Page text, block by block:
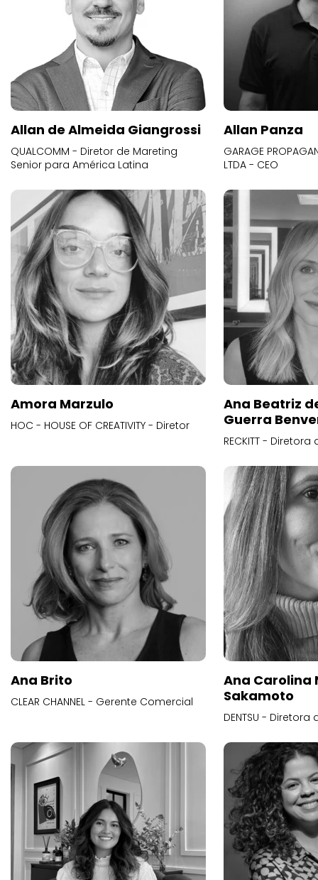
Allan de Almeida Giangrossi
QUALCOMM - Diretor de Mareting
Senior para América Latina
Allan Panza
GARAGE
LTDA - CEO
Amora Marzulo
HOC - HOUSE OF CREATIVITY - Diretor
Ana Beatriz
Guerra
RECKITT -
Ana Brito
CLEAR CHANNEL - Gerente Comercial
Ana Carolina
Sakamoto
DENTSU -